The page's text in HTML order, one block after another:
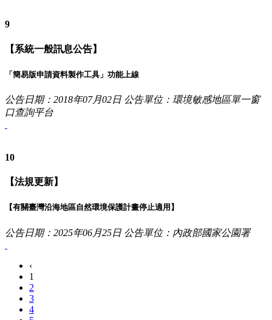
9
【系統一般訊息公告】
「簡易版申請資料製作工具」功能上線
公告日期：2018年07月02日 公告單位：環境敏感地區單一窗
口查詢平台
10
【法規更新】
【有關臺灣沿海地區自然環境保護計畫停止適用】
公告日期：2025年06月25日 公告單位：內政部國家公園署
‹
1
2
3
4